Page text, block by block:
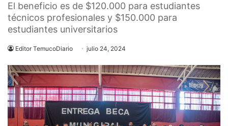
El beneficio es de $120.000 para estudiantes
técnicos profesionales y $150.000 para
estudiantes universitarios
Editor TemucoDiario julio 24, 2024